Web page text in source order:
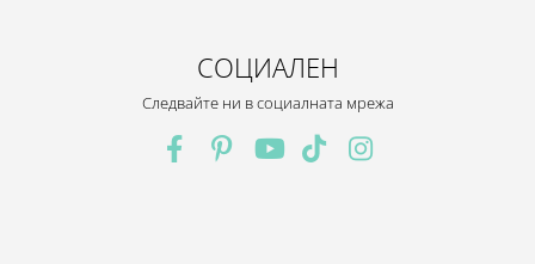
СОЦИАЛЕН
Следвайте ни в социалната мрежа